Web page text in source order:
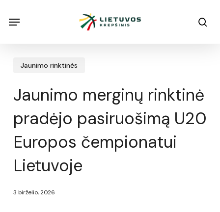
Menu
Jaunimo rinktinės
Jaunimo merginų rinktinė
pradėjo pasiruošimą U20
Europos čempionatui
Lietuvoje
3 birželio, 2026